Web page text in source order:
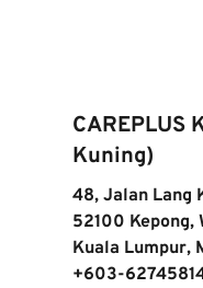
CAREPLUS
Kuning)
48, Jalan Lang
52100 Kepong,
Kuala Lumpur,
+603-